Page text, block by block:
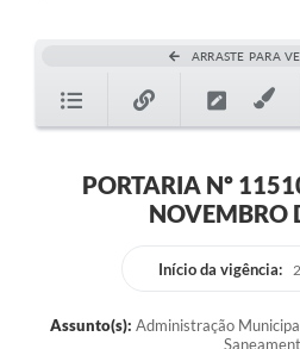
ARRASTE PARA
PORTARIA Nº
NOVEMBRO
Início da vigência:
Assunto(s): Administração